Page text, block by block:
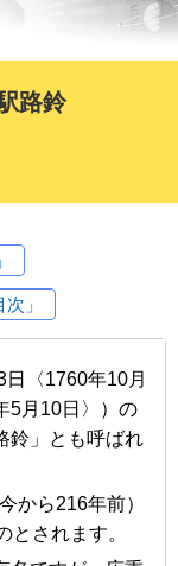
路鈴
」
日〈1760年10月
5月10日〉）の
鈴」とも呼ばれ
から216年前）
とされます。